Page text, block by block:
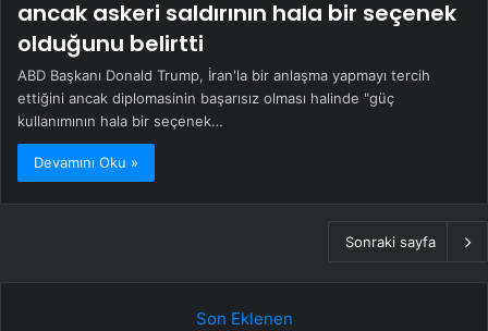
ancak askeri saldırının hala bir seçenek
olduğunu belirtti
ABD Başkanı Donald Trump, İran'la bir anlaşma yapmayı tercih
ettiğini ancak diplomasinin başarısız olması halinde "güç
kullanımının hala bir seçenek…
Devamını Oku »
Sonraki sayfa
Son Eklenen